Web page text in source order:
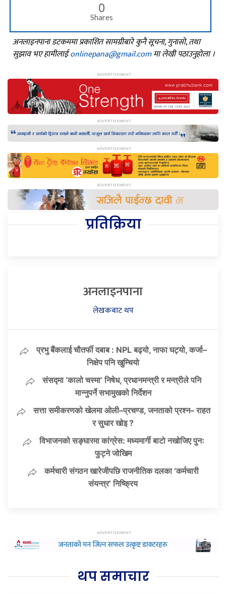
0
Shares
अनलाइनपाना डटकममा प्रकाशित सामग्रीबारे कुनै सूचना, गुनासो, तथा
सुझाव भए हामीलाईonlinepana@gmail.comमा लेखी पठाउनुहोला ।
प्रतिक्रिया
अनलाइनपाना
लेखकबाट थप
प्रभु बैंकलाई चौतर्फी दबाब : NPL बढ्यो, नाफा घट्यो, कर्जा–
निक्षेप पनि खुम्चियो
संसद्मा ‘कालो चस्मा’ निषेध, प्रधानमन्त्री र मन्त्रीले पनि
मान्नुपर्ने सभामुखको निर्देशन
सत्ता समीकरणको खेलमा ओली–प्रचण्ड, जनताको प्रश्न– राहत
र सुधार खोइ ?
विभाजनको सङ्घारमा कांग्रेस: मध्यमार्गी बाटो नखोजिए पुनः
फुट्ने जोखिम
कर्मचारी संगठन खारेजीपछि राजनीतिक दलका ‘कर्मचारी
संयन्त्र’ निष्क्रिय
थप समाचार